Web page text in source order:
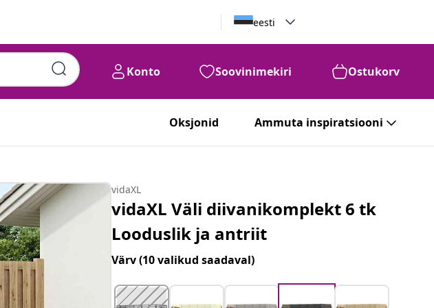
eesti
Konto Soovinimekiri Ostukorv
Oksjonid Ammuta inspiratsiooni
vidaXL
vidaXL Väli diivanikomplekt 6 tk
Looduslik ja antriit
Värv(10 valikud saadaval)